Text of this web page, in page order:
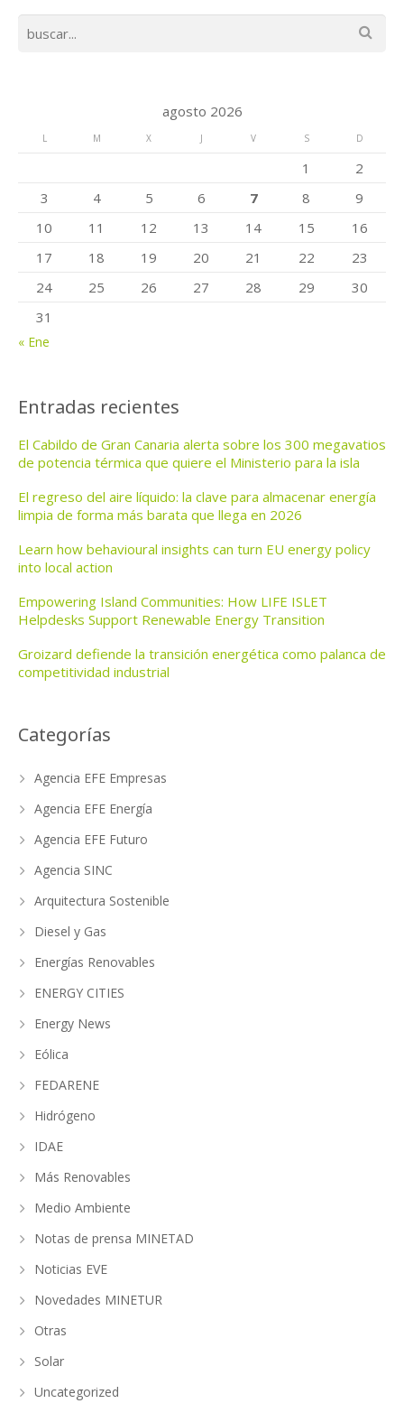
agosto 2026
L M X J V S D
1
2
3
4 5 6 7 8
9
10
11 12 13 14 15
16
17
18 19 20 21 22
23
24
25 26 27 28 29
30
31
« Ene
Entradas recientes
El Cabildo de Gran Canaria alerta sobre los 300 megavatios
de potencia térmica que quiere el Ministerio para la isla
El regreso del aire líquido: la clave para almacenar energía
limpia de forma más barata que llega en 2026
Learn how behavioural insights can turn EU energy policy
into local action
Empowering Island Communities: How LIFE ISLET
Helpdesks Support Renewable Energy Transition
Groizard defiende la transición energética como palanca de
competitividad industrial
Categorías
Agencia EFE Empresas
Agencia EFE Energía
Agencia EFE Futuro
Agencia SINC
Arquitectura Sostenible
Diesel y Gas
Energías Renovables
ENERGY CITIES
Energy News
Eólica
FEDARENE
Hidrógeno
IDAE
Más Renovables
Medio Ambiente
Notas de prensa MINETAD
Noticias EVE
Novedades MINETUR
Otras
Solar
Uncategorized